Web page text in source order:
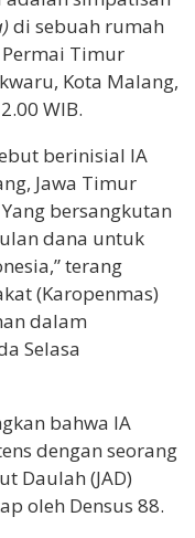
di sebuah rumah
Timur
Kota Malang,
WIB.
berinisial IA
Jawa Timur
bersangkutan
dana untuk
terang
(Karopenmas)
dalam
Selasa
bahwa IA
dengan seorang
Daulah (JAD)
oleh Densus 88.